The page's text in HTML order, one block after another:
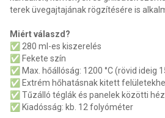
terek üvegajtajának rögzítésére is
Miért válaszd?
✅ 280 ml-es kiszerelés
✅ Fekete szín
✅ Max. hőállóság: 1200 °C (rövid ideig
✅ Extrém hőhatásnak kitett
✅ Tűzálló téglák és panelek közötti
✅ Kiadósság: kb. 12 folyóméter